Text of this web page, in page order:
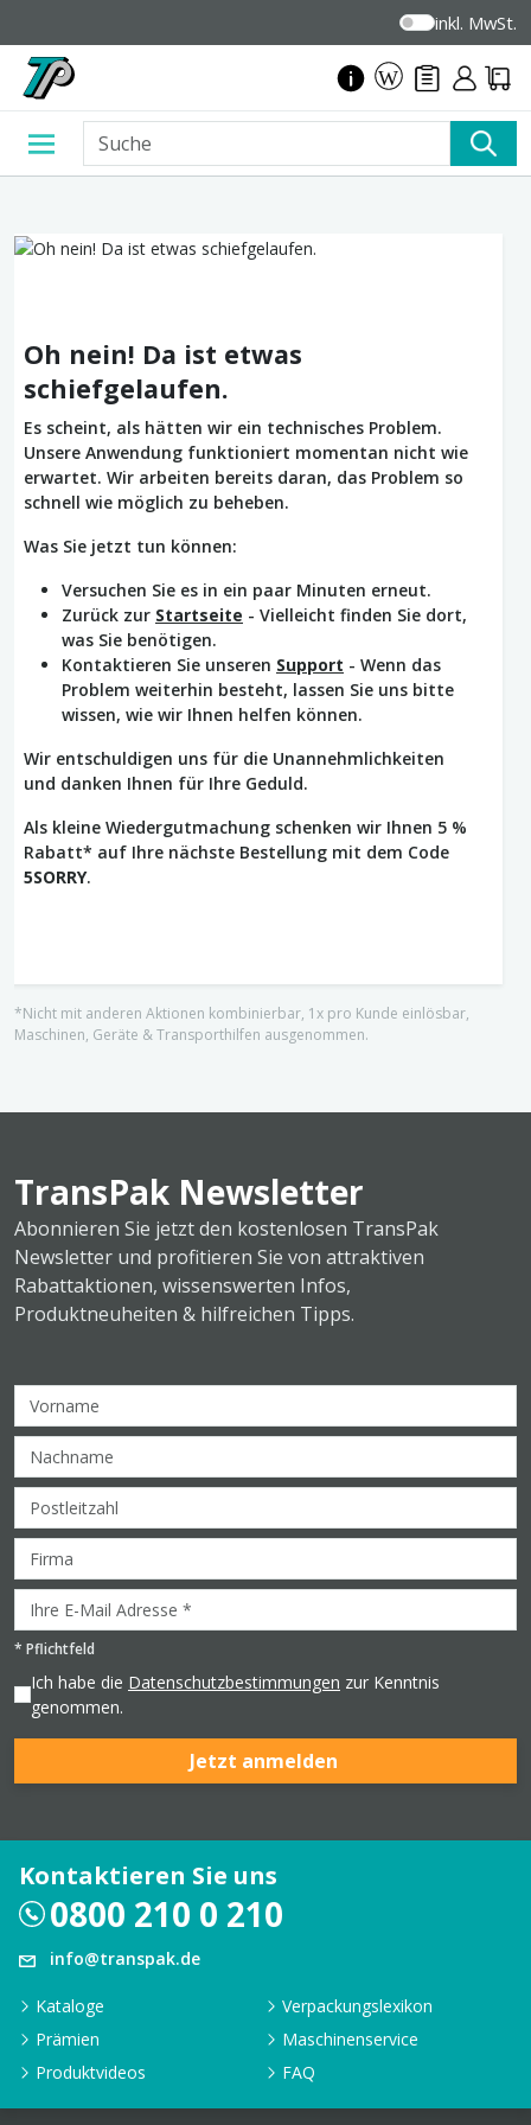
inkl. MwSt.
Oh nein! Da ist etwas
schiefgelaufen.
Es scheint, als hätten wir ein technisches Problem.
Unsere Anwendung funktioniert momentan nicht wie
erwartet. Wir arbeiten bereits daran, das Problem so
schnell wie möglich zu beheben.
Was Sie jetzt tun können:
Versuchen Sie es in ein paar Minuten erneut.
Zurück zur Startseite - Vielleicht finden Sie dort,
was Sie benötigen.
Kontaktieren Sie unseren Support - Wenn das
Problem weiterhin besteht, lassen Sie uns bitte
wissen, wie wir Ihnen helfen können.
Wir entschuldigen uns für die Unannehmlichkeiten
und danken Ihnen für Ihre Geduld.
Als kleine Wiedergutmachung schenken wir Ihnen 5 %
Rabatt* auf Ihre nächste Bestellung mit dem Code
5SORRY.
*Nicht mit anderen Aktionen kombinierbar, 1x pro Kunde einlösbar,
Maschinen, Geräte & Transporthilfen ausgenommen.
TransPak Newsletter
Abonnieren Sie jetzt den kostenlosen TransPak
Newsletter und profitieren Sie von attraktiven
Rabattaktionen, wissenswerten Infos,
Produktneuheiten & hilfreichen Tipps.
* Pflichtfeld
Ich habe die Datenschutzbestimmungen zur Kenntnis
genommen.
Jetzt anmelden
Kontaktieren Sie uns
0800 210 0 210
info@transpak.de
Kataloge
Verpackungslexikon
Prämien
Maschinenservice
Produktvideos
FAQ